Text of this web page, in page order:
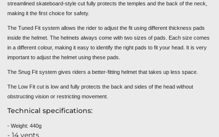
streamlined skateboard-style cut fully protects the temples and the back of the neck,
making it the first choice for safety.
The Tuned Fit system allows the rider to adjust the fit using different thickness pads
inside the helmet. The helmets always come with two sizes of pads. Each size comes
in a different colour, making it easy to identify the right pads to fit your head. It is very
important to adjust the helmet using these pads.
The Snug Fit system gives riders a better-fitting helmet that takes up less space.
The Low Fit cut is low and fully protects the back and sides of the head without
obstructing vision or restricting movement.
Technical specifications:
- Weight: 440g
- 14 vents